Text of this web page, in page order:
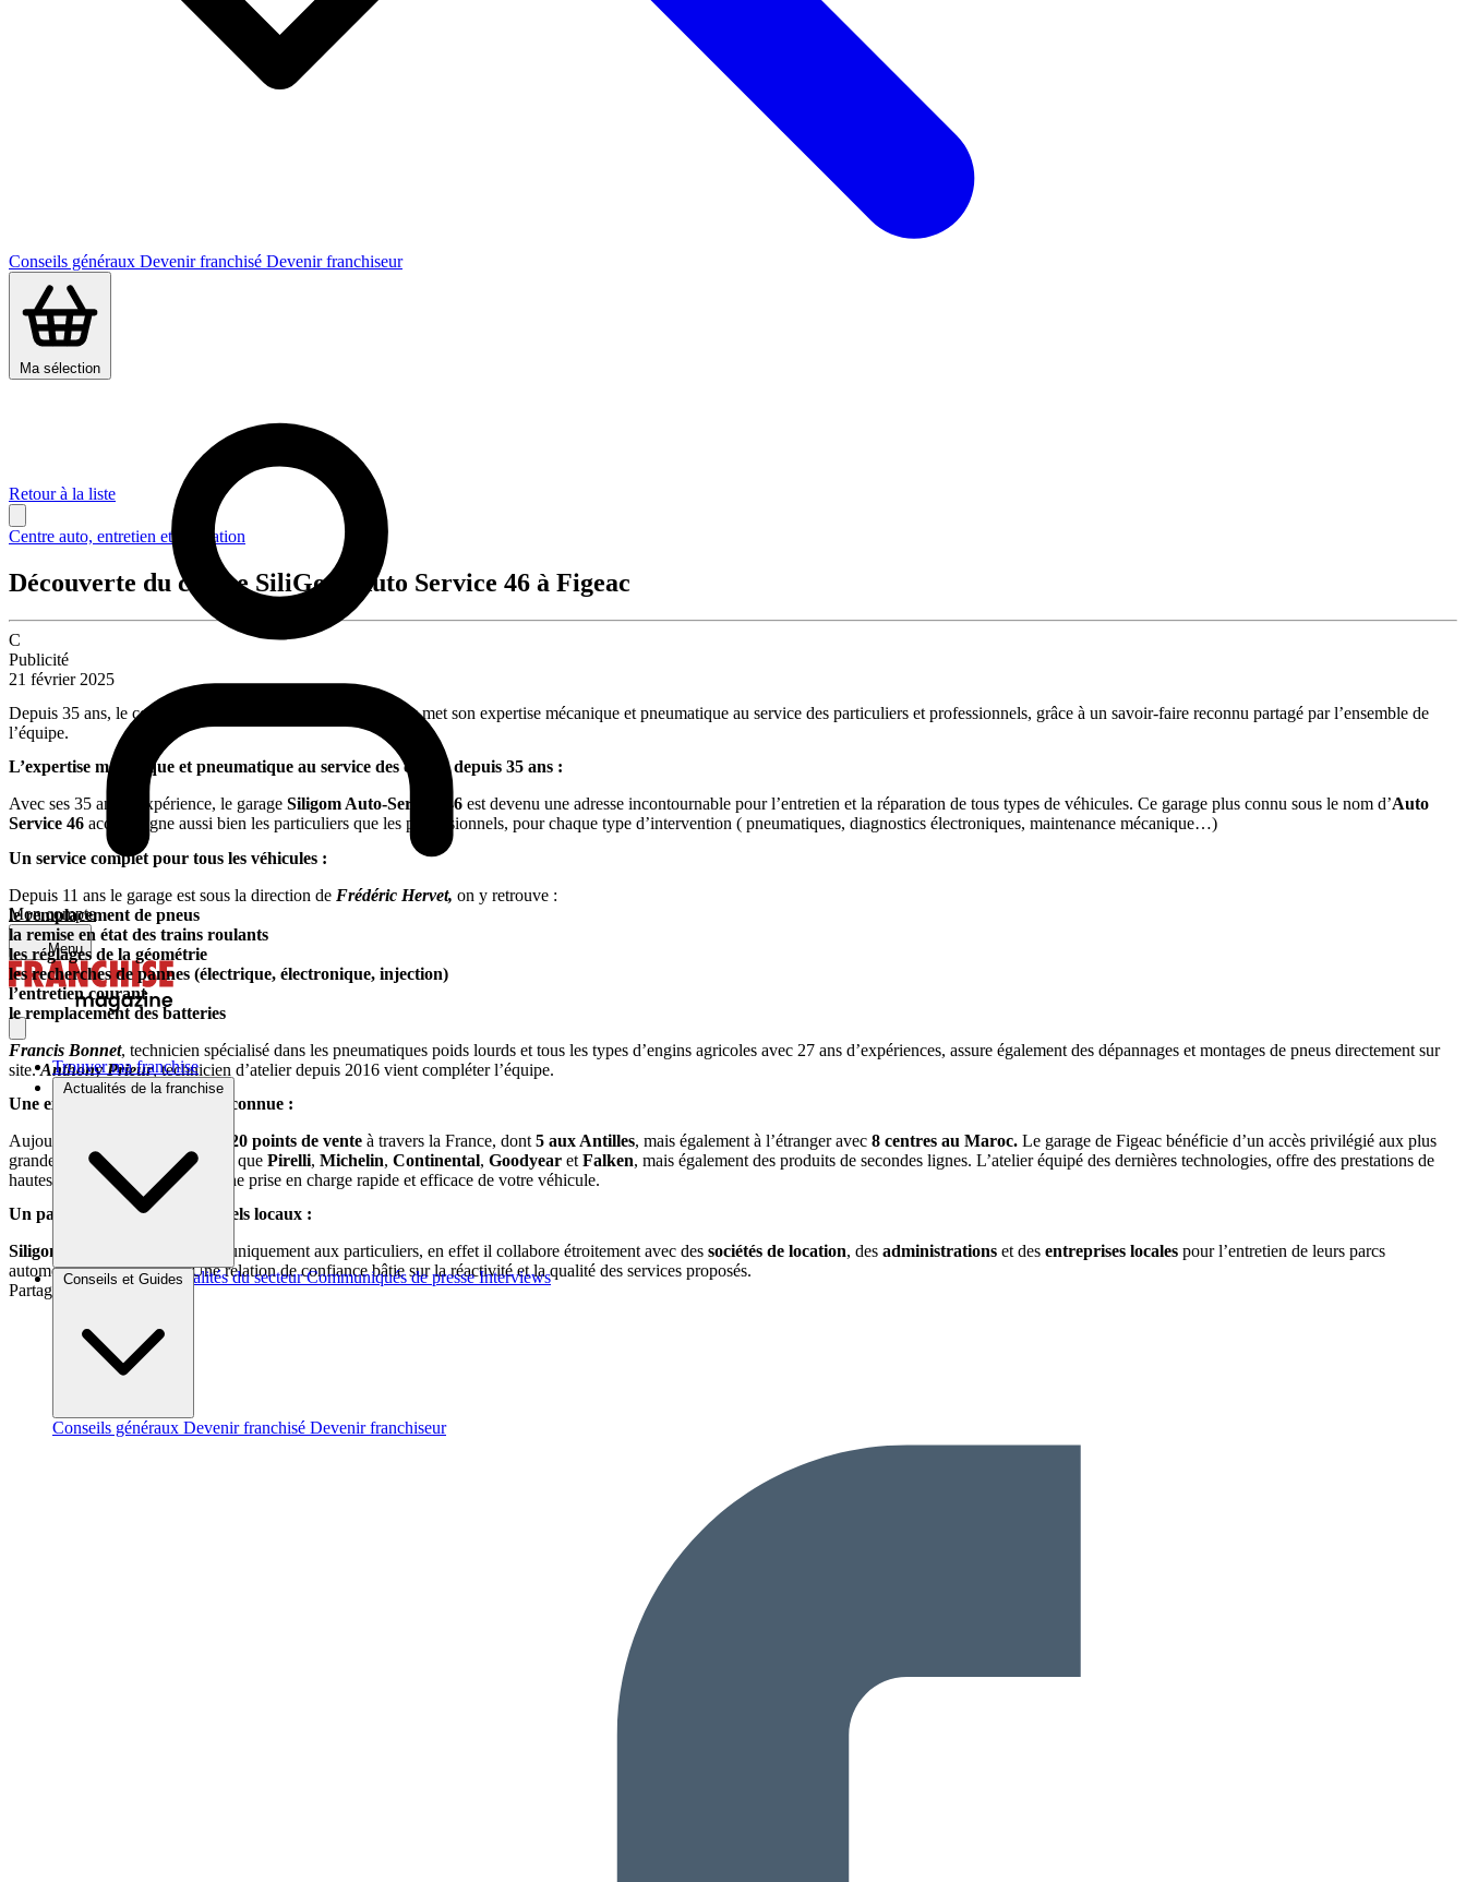
Conseils généraux Devenir franchisé Devenir franchiseur
Ma sélection
Mon compte
Menu
Trouver ma franchise
Actualités de la franchise
Brèves et actus Actualités du secteur Communiqués de presse Interviews
Conseils et Guides
Conseils généraux Devenir franchisé Devenir franchiseur
Retour à la liste
Centre auto, entretien et réparation
Découverte du centre SiliGom Auto Service 46 à Figeac
C
Publicité
21 février 2025
Depuis 35 ans, le centre Siligom Auto Service 46 de Figeac met son expertise mécanique et pneumatique au service des particuliers et professionnels, grâce à un savoir-faire reconnu partagé par l’ensemble de
l’équipe.
L’expertise mécanique et pneumatique au service des clients depuis 35 ans :
Avec ses 35 ans d’expérience, le garage Siligom Auto-Service 46 est devenu une adresse incontournable pour l’entretien et la réparation de tous types de véhicules. Ce garage plus connu sous le nom d’Auto
Service 46 accompagne aussi bien les particuliers que les professionnels, pour chaque type d’intervention ( pneumatiques, diagnostics électroniques, maintenance mécanique…)
Un service complet pour tous les véhicules :
Depuis 11 ans le garage est sous la direction de Frédéric Hervet, on y retrouve :
le remplacement de pneus
la remise en état des trains roulants
les réglages de la géométrie
les recherches de pannes (électrique, électronique, injection)
l’entretien courant
le remplacement des batteries
Francis Bonnet, technicien spécialisé dans les pneumatiques poids lourds et tous les types d’engins agricoles avec 27 ans d’expériences, assure également des dépannages et montages de pneus directement sur
site.Anthony Prieur, technicien d’atelier depuis 2016 vient compléter l’équipe.
Une expertise pneumatique reconnue :
Aujourd’hui, le réseau compte
220 points de vente à travers la France, dont 5 aux Antilles, mais également à l’étranger avec 8 centres au Maroc. Le garage de Figeac bénéficie d’un accès privilégié aux plus
grandes marques de pneus, telles que Pirelli, Michelin, Continental, Goodyear et Falken, mais également des produits de secondes lignes. L’atelier équipé des dernières technologies, offre des prestations de
hautes précisions, garantissant une prise en charge rapide et efficace de votre véhicule.
Un partenaire des professionnels locaux :
Siligom Figeac
ne se limite pas uniquement aux particuliers, en effet il collabore étroitement avec des sociétés de location, des administrations et des entreprises locales pour l’entretien de leurs parcs
automobiles et industriels. Une relation de confiance bâtie sur la réactivité et la qualité des services proposés.
Partager sur :